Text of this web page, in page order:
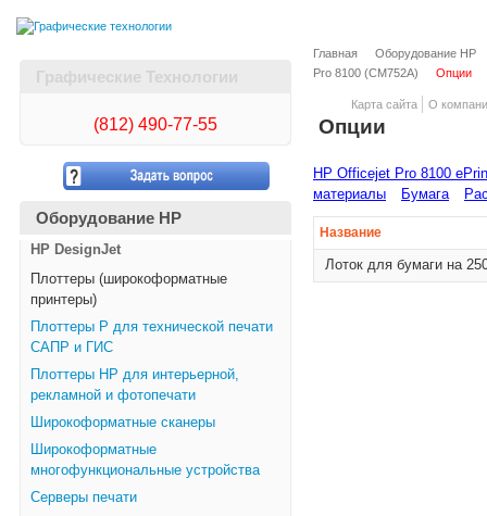
Карта сайта О
Графические Технологии
(812) 490-77-55
Оборудование HP
HP DesignJet
Плоттеры (широкоформатные
принтеры)
Плоттеры Р для технической печати
САПР и ГИС
Плоттеры НР для интерьерной,
рекламной и фотопечати
Широкоформатные сканеры
Широкоформатные
многофункциональные устройства
Серверы печати
Главная
Оборудование HP
Pro 8100 (CM752A)
Опции
Опции
HP Officejet Pro 8100
материалы
Бумага
Название
Лоток для бумаги на